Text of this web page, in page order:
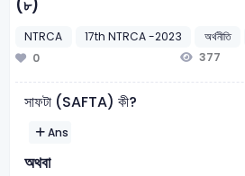
(৮)
NTRCA 17th NTRCA -2023 অর্থনীতি
0
377
সাফটা (SAFTA) কী?
Ans
অথবা